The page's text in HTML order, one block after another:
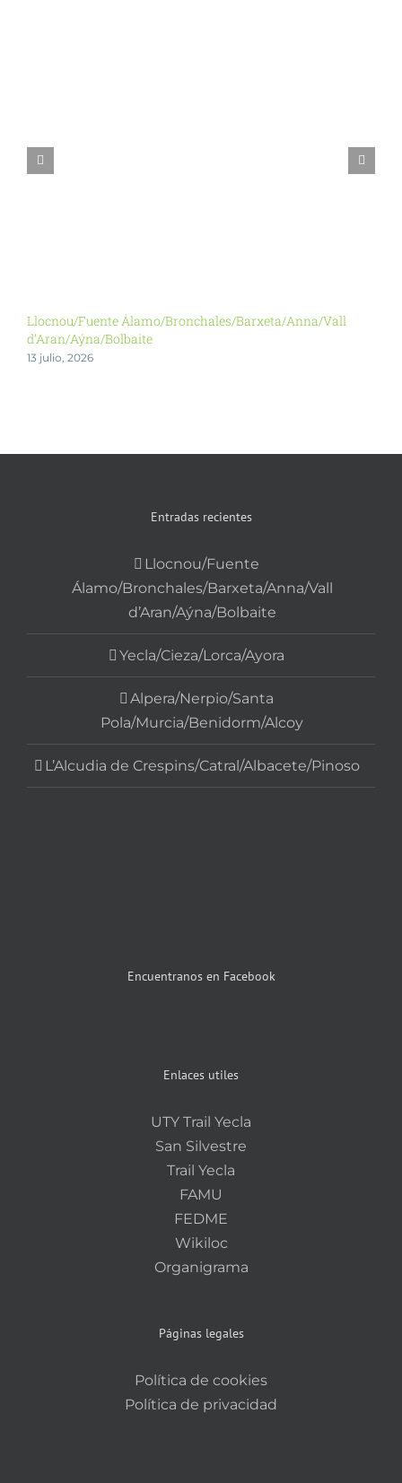
Llocnou/Fuente Álamo/Bronchales/Barxeta/Anna/Vall
d’Aran/Aýna/Bolbaite
13 julio, 2026
Entradas recientes
Llocnou/Fuente
Álamo/Bronchales/Barxeta/Anna/Vall
d’Aran/Aýna/Bolbaite
Yecla/Cieza/Lorca/Ayora
Alpera/Nerpio/Santa
Pola/Murcia/Benidorm/Alcoy
L’Alcudia de Crespins/Catral/Albacete/Pinoso
Encuentranos en Facebook
Enlaces utiles
UTY Trail Yecla
San Silvestre
Trail Yecla
FAMU
FEDME
Wikiloc
Organigrama
Páginas legales
Política de cookies
Política de privacidad